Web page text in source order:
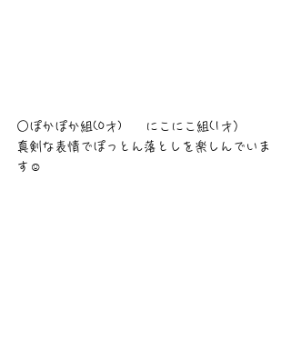
○ぽかぽか組(0才)　  にこにこ組(1才）
真剣な表情でぽっとん落としを楽しんでいま
す☺️